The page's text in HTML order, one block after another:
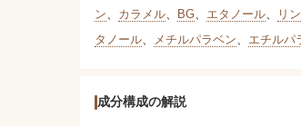
ン、 カラメル、 BG、 エタノール、 リ
タノール、 メチルパラベン、 エチルパ
成分構成の解説